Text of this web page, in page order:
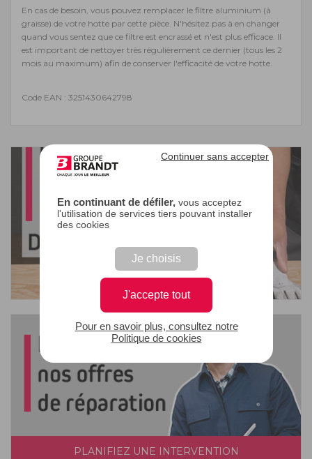
En continuant de défiler,vous acceptez
l'utilisation de services tiers pouvant installer
des cookies
Je choisis
J'accepte tout
Continuer sans accepter
Pour en savoir plus, consultez notre
Politique de cookies
En cas de besoin, vous pouvez remplacer le filtre aluminium (à
graisse) de votre hotte par cette pièce. N'hésitez pas à en changer
quand vous sentez que ce filtre est encrassé et n'est plus efficace. Il
est important de nettoyer très régulièrement ce dernier (tous les 2
mois au maximum) afin de conserver l'efficacité de votre hotte.
Code EAN : 3251430642798
PLANIFIEZ UNE INTERVENTION